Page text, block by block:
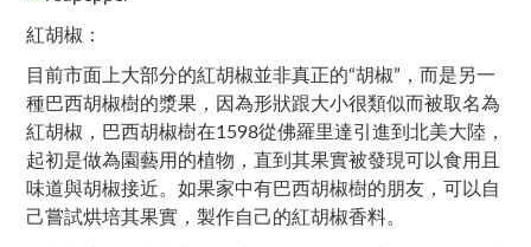
紅胡椒：
目前市面上大部分的紅胡椒並非真正的“胡椒”，而是另一
種巴西胡椒樹的漿果，因為形狀跟大小很類似而被取名為
紅胡椒，巴西胡椒樹在1598從佛羅里達引進到北美大陸，
起初是做為園藝用的植物，直到其果實被發現可以食用且
味道與胡椒接近。如果家中有巴西胡椒樹的朋友，可以自
己嘗試烘培其果實，製作自己的紅胡椒香料。